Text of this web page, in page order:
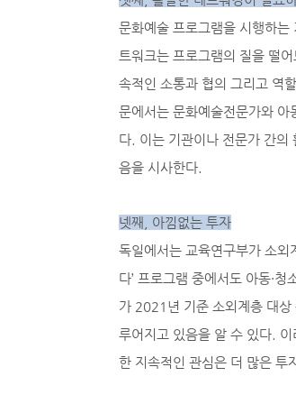
문화예술 프로그램을 시행하는
트워크는 프로그램의 질을 떨
속적인 소통과 협의 그리고 역
문에서는 문화예술전문가와 아
다. 이는 기관이나 전문가 간의
음을 시사한다.
넷째, 아낌없는 투자
독일에서는 교육연구부가 소외
다’ 프로그램 중에서도 아동·
가 2021년 기준 소외계층 대상
루어지고 있음을 알 수 있다.
한 지속적인 관심은 더 많은 투